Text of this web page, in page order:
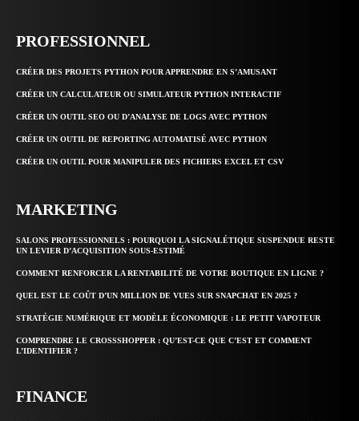
PROFESSIONNEL
CRÉER DES PROJETS PYTHON POUR APPRENDRE EN S’AMUSANT
CRÉER UN CALCULATEUR OU SIMULATEUR PYTHON INTERACTIF
CRÉER UN OUTIL SEO OU D’ANALYSE DE LOGS AVEC PYTHON
CRÉER UN OUTIL DE REPORTING AUTOMATISÉ AVEC PYTHON
CRÉER UN OUTIL POUR MANIPULER DES FICHIERS EXCEL ET CSV
MARKETING
SALONS PROFESSIONNELS : POURQUOI LA SIGNALÉTIQUE SUSPENDUE RESTE
UN LEVIER D’ACQUISITION SOUS-ESTIMÉ
COMMENT RENFORCER LA RENTABILITÉ DE VOTRE BOUTIQUE EN LIGNE ?
QUEL EST LE COÛT D’UN MILLION DE VUES SUR SNAPCHAT EN 2025 ?
STRATÉGIE NUMÉRIQUE ET MODÈLE ÉCONOMIQUE : LE PETIT VAPOTEUR
COMPRENDRE LE CROSSSHOPPER : QU’EST-CE QUE C’EST ET COMMENT
L’IDENTIFIER ?
FINANCE